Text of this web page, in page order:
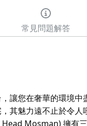
常見問題解答
讓您在奢華的環境
其魅力遠不止於令
Mosman) 擁有